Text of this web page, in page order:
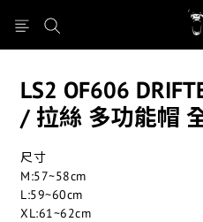
LS2 OF606
/ 拉絲 多功能帽
尺寸
M:57~58cm
L:59~60cm
XL:61~62cm